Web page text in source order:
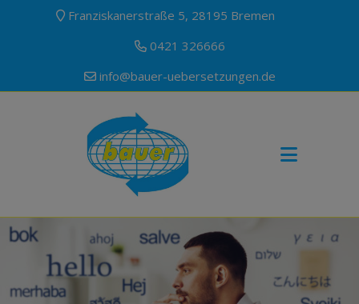
Franziskanerstraße 5, 28195 Bremen
0421 326666
info@bauer-uebersetzungen.de